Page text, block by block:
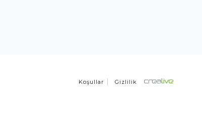
Koşullar Gizlilik